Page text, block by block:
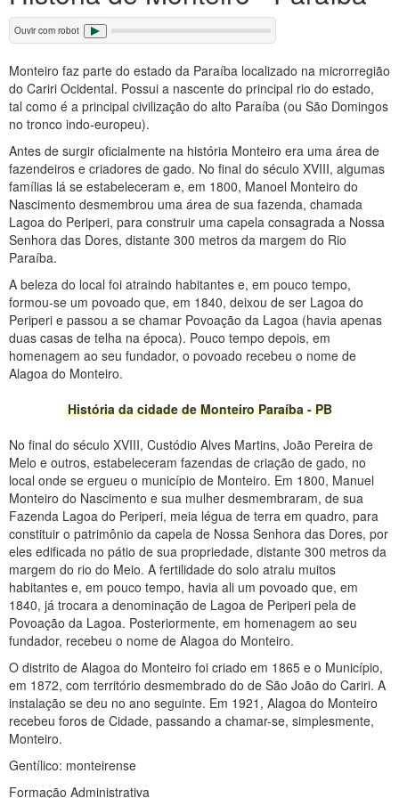
Ouvir com robot
Monteiro faz parte do estado da Paraíba localizado na microrregião
do Cariri Ocidental. Possui a nascente do principal rio do estado,
tal como é a principal civilização do alto Paraíba (ou São Domingos
no tronco indo-europeu).
Antes de surgir oficialmente na história Monteiro era uma área de
fazendeiros e criadores de gado. No final do século XVIII, algumas
famílias lá se estabeleceram e, em 1800, Manoel Monteiro do
Nascimento desmembrou uma área de sua fazenda, chamada
Lagoa do Periperi, para construir uma capela consagrada a Nossa
Senhora das Dores, distante 300 metros da margem do Rio
Paraíba.
A beleza do local foi atraindo habitantes e, em pouco tempo,
formou-se um povoado que, em 1840, deixou de ser Lagoa do
Periperi e passou a se chamar Povoação da Lagoa (havia apenas
duas casas de telha na época). Pouco tempo depois, em
homenagem ao seu fundador, o povoado recebeu o nome de
Alagoa do Monteiro.
História da cidade de Monteiro Paraíba - PB
No final do século XVIII, Custódio Alves Martins, João Pereira de
Melo e outros, estabeleceram fazendas de criação de gado, no
local onde se ergueu o município de Monteiro. Em 1800, Manuel
Monteiro do Nascimento e sua mulher desmembraram, de sua
Fazenda Lagoa do Periperi, meia légua de terra em quadro, para
constituir o patrimônio da capela de Nossa Senhora das Dores, por
eles edificada no pátio de sua propriedade, distante 300 metros da
margem do rio do Meio. A fertilidade do solo atraiu muitos
habitantes e, em pouco tempo, havia ali um povoado que, em
1840, já trocara a denominação de Lagoa de Periperi pela de
Povoação da Lagoa. Posteriormente, em homenagem ao seu
fundador, recebeu o nome de Alagoa do Monteiro.
O distrito de Alagoa do Monteiro foi criado em 1865 e o Município,
em 1872, com território desmembrado do de São João do Cariri. A
instalação se deu no ano seguinte. Em 1921, Alagoa do Monteiro
recebeu foros de Cidade, passando a chamar-se, simplesmente,
Monteiro.
Gentílico: monteirense
Formação Administrativa